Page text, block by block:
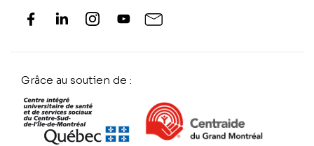
Grâce au soutien de :